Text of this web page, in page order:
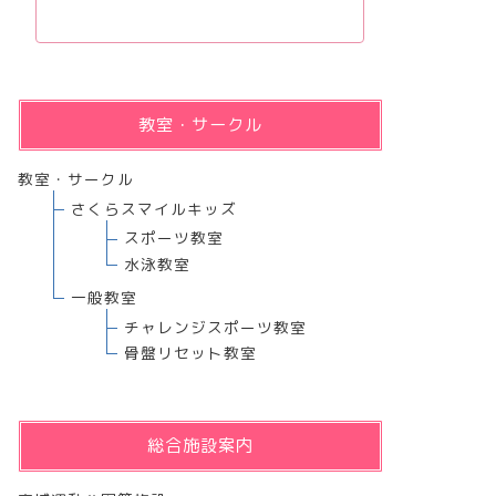
教室・サークル
教室・サークル
さくらスマイルキッズ
スポーツ教室
水泳教室
一般教室
チャレンジスポーツ教室
骨盤リセット教室
総合施設案内